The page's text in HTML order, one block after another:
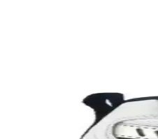
Nike Air Force 1, ikonik
Nike Team Hustle: Çok